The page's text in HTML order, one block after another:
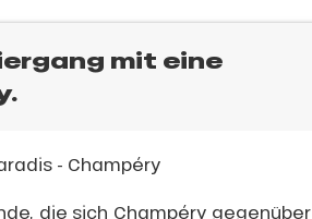
mit eine
- Champéry
die sich Champéry gegenüber